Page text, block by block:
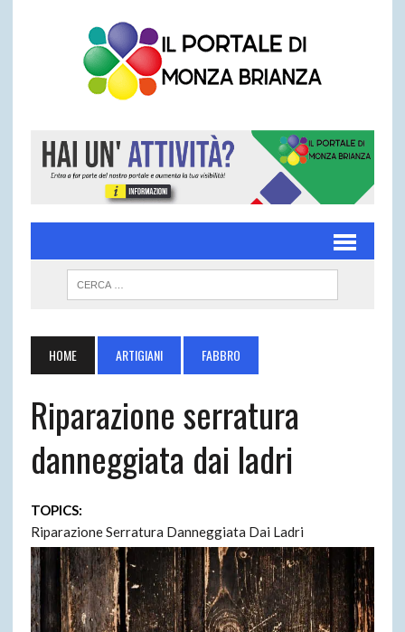
HOME ARTIGIANI FABBRO
Riparazione serratura
danneggiata dai ladri
TOPICS:
Riparazione Serratura Danneggiata Dai Ladri